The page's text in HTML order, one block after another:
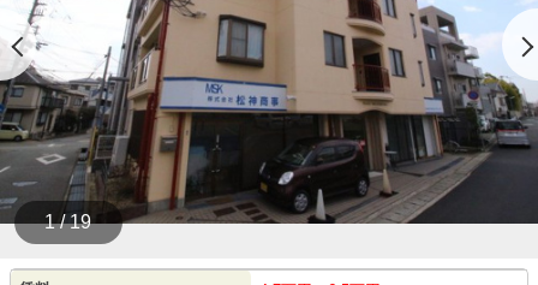
1 / 19